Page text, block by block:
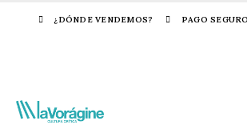
¿DÓNDE VENDEMOS? PAGO SEGURO